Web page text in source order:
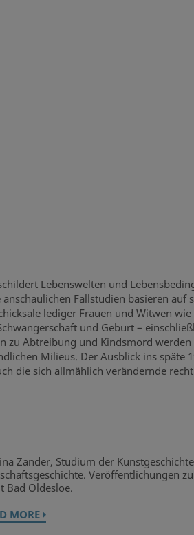
Lebenswelten und
Fallstudien basieren
lediger Frauen und Witwen
und Geburt –
Abtreibung und Kindsmord
Milieus. Der Ausblick ins
die sich allmählich verändernde
Zander, Studium der
Veröffentlichungen
Bad Oldesloe.
MORE